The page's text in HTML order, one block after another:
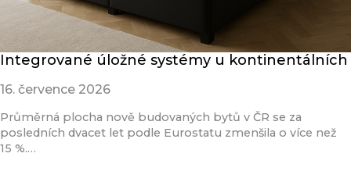
Integrované úložné systémy u kontinentálních
16. července 2026
Průměrná plocha nově budovaných bytů v ČR se za
posledních dvacet let podle Eurostatu zmenšila o více než
15 %.…